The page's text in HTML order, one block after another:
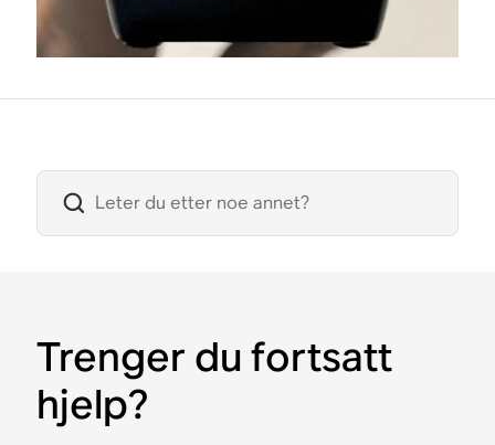
Trenger du fortsatt
hjelp?